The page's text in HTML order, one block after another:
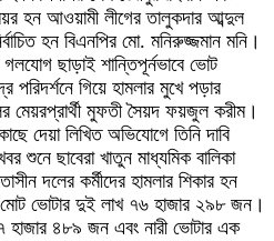
হন আওয়ামী লীগের তালুকদার আব্দুল
হন বিএনপির মো. মনিরুজ্জমান মনি।
ছাড়াই শান্তিপূর্নভাবে ভোট
পরিদর্শনে গিয়ে হামলার মুখে পড়ার
মেয়রপ্রার্থী মুফতী সৈয়দ ফয়জুল করীম।
দেয়া লিখিত অভিযোগে তিনি দাবি
শুনে ছাবেরা খাতুন মাধ্যমিক বালিকা
দলের কর্মীদের হামলার শিকার হন
মোট ভোটার দুই লাখ ৭৬ হাজার ২৯৮ জন।
৪৮৯ জন এবং নারী ভোটার এক